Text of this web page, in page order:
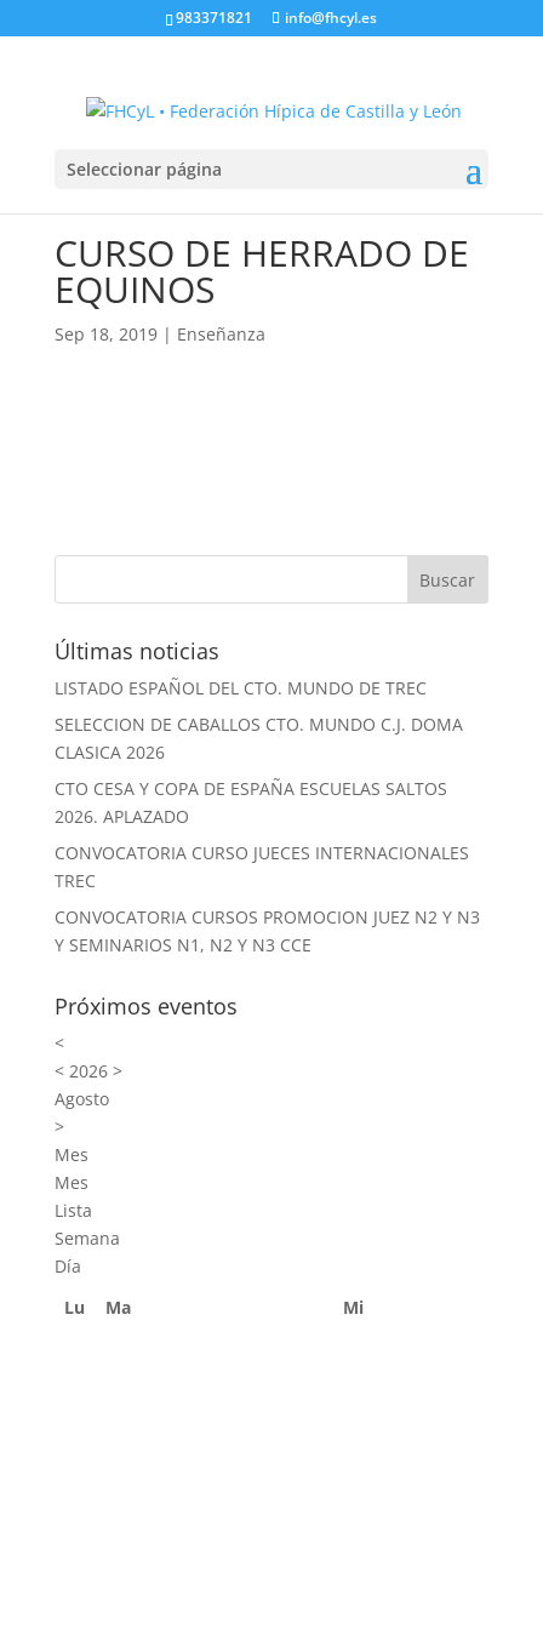
983371821 info@fhcyl.es
Seleccionar página
CURSO DE HERRADO DE
EQUINOS
Sep 18, 2019| Enseñanza
Últimas noticias
LISTADO ESPAÑOL DEL CTO. MUNDO DE TREC
SELECCION DE CABALLOS CTO. MUNDO C.J. DOMA
CLASICA 2026
CTO CESA Y COPA DE ESPAÑA ESCUELAS SALTOS
2026. APLAZADO
CONVOCATORIA CURSO JUECES INTERNACIONALES
TREC
CONVOCATORIA CURSOS PROMOCION JUEZ N2 Y N3
Y SEMINARIOS N1, N2 Y N3 CCE
Próximos eventos
<
<2026 >
Agosto
>
Mes
Mes
Lista
Semana
Día
Lu
Ma Mi